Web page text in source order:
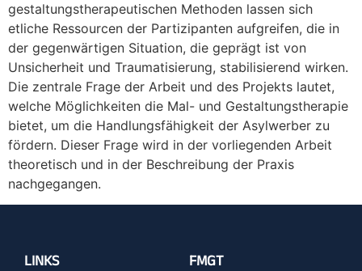
gestaltungstherapeutischen Methoden lassen sich
etliche Ressourcen der Partizipanten aufgreifen, die in
der gegenwärtigen Situation, die geprägt ist von
Unsicherheit und Traumatisierung, stabilisierend wirken.
Die zentrale Frage der Arbeit und des Projekts lautet,
welche Möglichkeiten die Mal- und Gestaltungstherapie
bietet, um die Handlungsfähigkeit der Asylwerber zu
fördern. Dieser Frage wird in der vorliegenden Arbeit
theoretisch und in der Beschreibung der Praxis
nachgegangen.
LINKS FMGT